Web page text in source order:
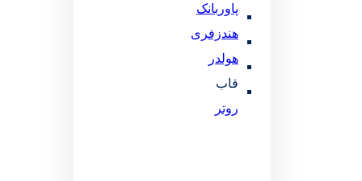
پاوربانک
هندزفری
هولدر
قاب
روتر